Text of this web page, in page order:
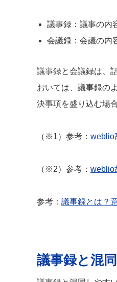
議事録：議事の内
会議録：会議の内
議事録と会議録は、
おいては、議事録の
決事項を盛り込む場
（※1）参考： weblio
（※2）参考： weblio
参考： 議事録とは？
議事録と混